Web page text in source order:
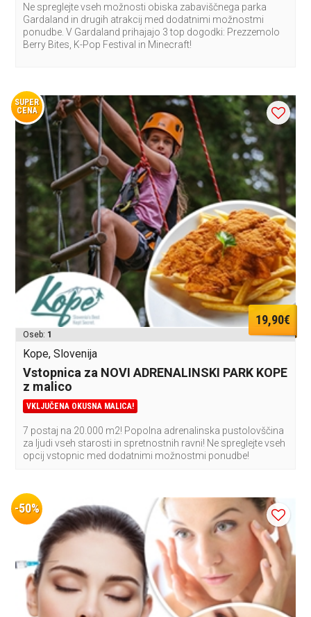
Ne spreglejte vseh možnosti obiska zabaviščnega parka
Gardaland in drugih atrakcij med dodatnimi možnostmi
ponudbe. V Gardaland prihajajo 3 top dogodki: Prezzemolo
Berry Bites, K-Pop Festival in Minecraft!
SUPER
CENA
19,90€
Oseb: 1
Kope, Slovenija
Vstopnica za NOVI ADRENALINSKI PARK KOPE
z malico
VKLJUČENA OKUSNA MALICA!
7 postaj na 20.000 m2! Popolna adrenalinska pustolovščina
za ljudi vseh starosti in spretnostnih ravni! Ne spreglejte vseh
opcij vstopnic med dodatnimi možnostmi ponudbe!
-50%